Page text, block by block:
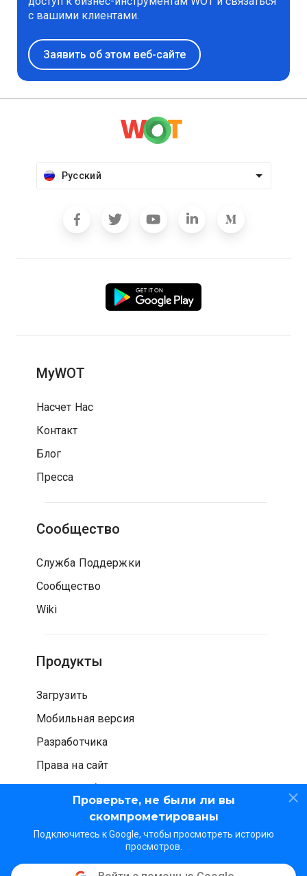
Проверьте, не были ли вы
скомпрометированы
Подключитесь к Google, чтобы просмотреть историю
просмотров.
с вашими клиентами.
Заявить об этом веб-сайте
Русский
MyWOT
Насчет Нас
Контакт
Блог
Пресса
Сообщество
Служба Поддержки
Сообщество
Wiki
Продукты
Загрузить
Мобильная версия
Разработчика
Права на сайт
Проверка безопасности